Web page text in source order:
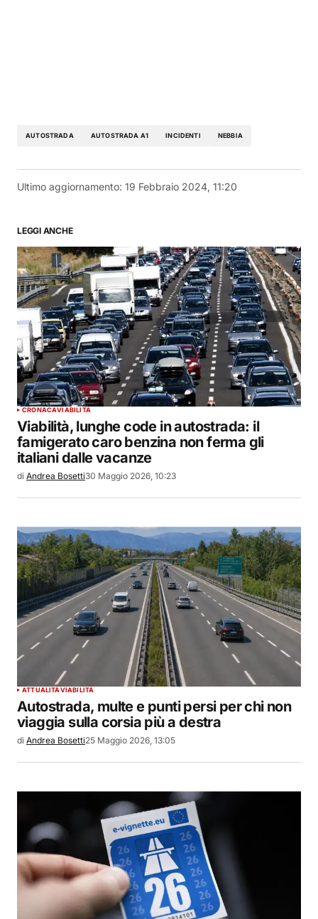
AUTOSTRADA AUTOSTRADA A1 INCIDENTI NEBBIA
Ultimo aggiornamento: 19 Febbraio 2024, 11:20
LEGGI ANCHE
CRONACAVIABILITÀ
Viabilità, lunghe code in autostrada: il
famigerato caro benzina non ferma gli
italiani dalle vacanze
di Andrea Bosetti30 Maggio 2026, 10:23
ATTUALITÀVIABILITÀ
Autostrada, multe e punti persi per chi non
viaggia sulla corsia più a destra
di Andrea Bosetti25 Maggio 2026, 13:05